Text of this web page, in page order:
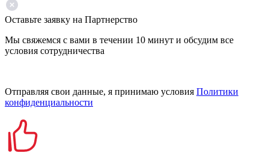
Оставьте заявку на Партнерство
Мы свяжемся с вами в течении 10 минут и обсудим все
условия сотрудничества
Отправляя свои данные, я принимаю условия Политики
конфиденциальности